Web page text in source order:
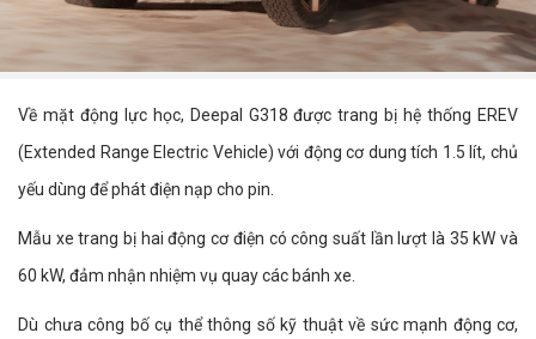
Về mặt động lực học, Deepal G318 được trang bị hệ thống EREV
(Extended Range Electric Vehicle) với động cơ dung tích 1.5 lít, chủ
yếu dùng để phát điện nạp cho pin.
Mẫu xe trang bị hai động cơ điện có công suất lần lượt là 35 kW và
60 kW, đảm nhận nhiệm vụ quay các bánh xe.
Dù chưa công bố cụ thể thông số kỹ thuật về sức mạnh động cơ,